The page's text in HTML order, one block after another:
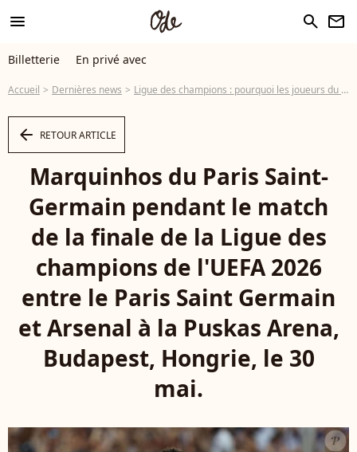
menu search newsletter
Billetterie En privé avec
Accueil Dernières news Ligue des champions : pourquoi les joueurs du PSG ont-ils célébré leur victoire avec des masques de ski ?
arrow_left RETOUR ARTICLE
Marquinhos du Paris Saint-
Germain pendant le match
de la finale de la Ligue des
champions de l'UEFA 2026
entre le Paris Saint Germain
et Arsenal à la Puskas Arena,
Budapest, Hongrie, le 30
mai.